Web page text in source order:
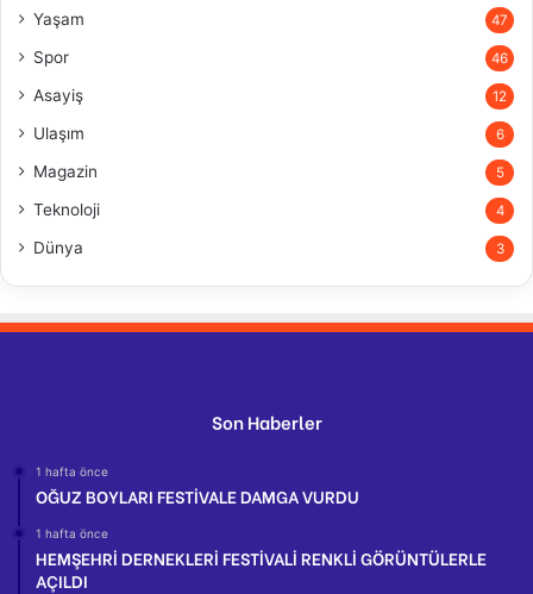
Yaşam 47
Spor 46
Asayiş 12
Ulaşım 6
Magazin 5
Teknoloji 4
Dünya 3
Son Haberler
1 hafta önce
OĞUZ BOYLARI FESTİVALE DAMGA VURDU
1 hafta önce
HEMŞEHRİ DERNEKLERİ FESTİVALİ RENKLİ GÖRÜNTÜLERLE
AÇILDI